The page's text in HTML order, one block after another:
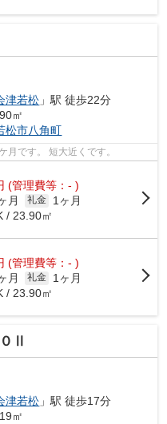
津若松 」駅 徒歩22分
㎡
松市八角町
です。 短大近くです。
(管理費等：- )
月 礼金
1ヶ月
/ 23.90㎡
(管理費等：- )
月 礼金
1ヶ月
/ 23.90㎡
Ⅱ
津若松 」駅 徒歩17分
㎡